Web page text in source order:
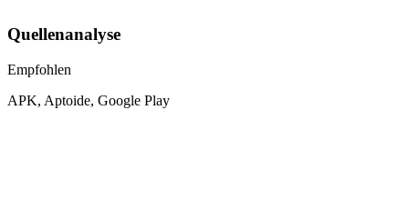
Quellenanalyse
Empfohlen
APK, Aptoide, Google Play